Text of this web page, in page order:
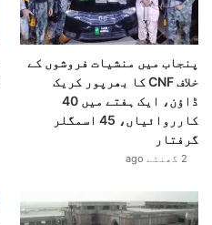
پنجاب میں منشیات فروشوں کے
خلاف CNF کا بھرپور کریک
ڈاؤن، ایک ہفتے میں 40
کارروائیاں، 45 اسمگلر
گرفتار
2 گھنٹے ago